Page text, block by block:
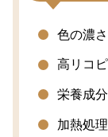
色の濃
高リコ
栄養成
加熱処